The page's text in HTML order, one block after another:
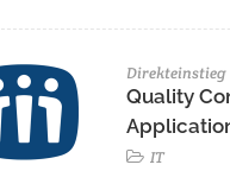
Direkteinstieg
Quality
IT